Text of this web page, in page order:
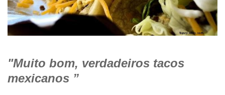
"Muito bom, verdadeiros tacos
mexicanos ”